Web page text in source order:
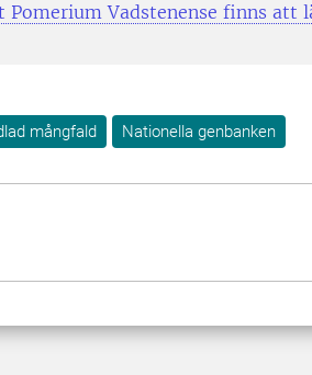
Vadstenense finns att
mångfald Nationella genbanken